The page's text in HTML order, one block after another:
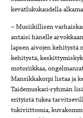
kevätlukukaudella
– Musiikillisen
antaisi hänelle
lapsen aivojen kehitystä
kehitystä,
motoriikkaa,
Mansikkakorpi listaa ja
Taidemuskari-ryhmän
erityistä tukea
tukiviittomia,